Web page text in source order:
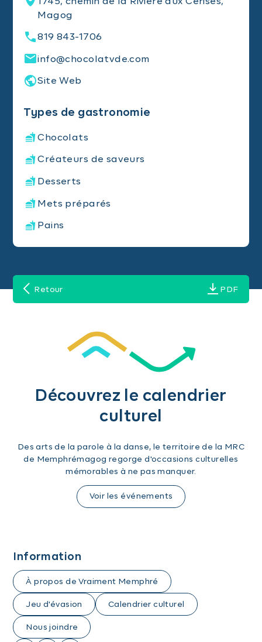
Magog
819 843-1706
info@chocolatvde.com
Site Web
Types de gastronomie
Chocolats
Créateurs de saveurs
Desserts
Mets préparés
Pains
Retour PDF
Découvrez le calendrier
culturel
Des arts de la parole à la danse, le territoire de la MRC
de Memphrémagog regorge d'occasions culturelles
mémorables à ne pas manquer.
Voir les événements
Information
À propos de Vraiment Memphré
Jeu d'évasion Calendrier culturel
Nous joindre